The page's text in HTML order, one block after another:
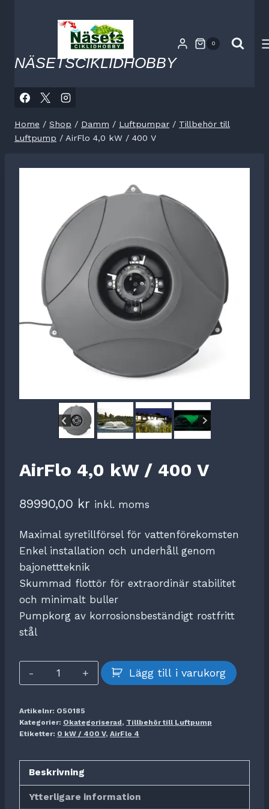
NÄSETSCIKLIDHOBBY
0
Home / Shop / Damm / Luftpumpar / Tillbehör till
Luftpump / AirFlo 4,0 kW / 400 V
AirFlo 4,0 kW / 400 V
89990,00 kr inkl. moms
Maximal syretillförsel för vattenförekomsten
Enkel installation och underhåll genom
bajonettteknik
Skummad flottör för extraordinär stabilitet
och minimalt buller
Pumpkorg av korrosionsbeständigt rostfritt
stål
AirFlo
4,0
/
400
mängd
Lägg till i varukorg
Artikelnr: O50185
Kategorier: Okategoriserad, Tillbehör till Luftpump
Etiketter: 0 kW / 400 V, AirFlo 4
Beskrivning
Ytterligare information